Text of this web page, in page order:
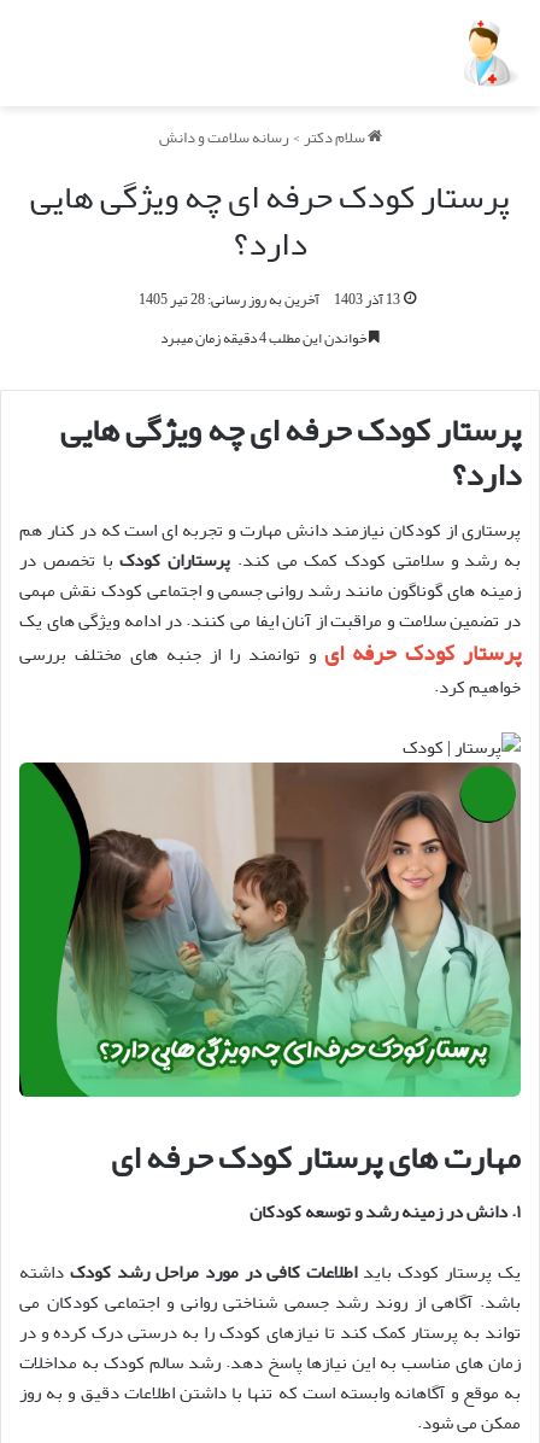
سلام دکتر> رسانه سلامت و دانش
پرستار کودک حرفه ای چه ویژگی هایی
دارد؟
13 آذر 1403
آخرین به روز رسانی: 28 تیر 1405
خواندن این مطلب 4 دقیقه زمان میبرد
پرستار کودک حرفه ای چه ویژگی هایی
دارد؟
پرستاری از کودکان نیازمند دانش مهارت و تجربه ای است که در کنار هم
به رشد و سلامتی کودک کمک می کند. پرستاران کودکبا تخصص در
زمینه های گوناگون مانند رشد روانی جسمی و اجتماعی کودک نقش مهمی
در تضمین سلامت و مراقبت از آنان ایفا می کنند. در ادامه ویژگی های یک
پرستار کودک حرفه ای و توانمند را از جنبه های مختلف بررسی
خواهیم کرد.
مهارت های پرستار کودک حرفه ای
۱.دانش در زمینه رشد و توسعه کودکان
یک پرستار کودک بایداطلاعات کافی در مورد مراحل رشد کودکداشته
باشد. آگاهی از روند رشد جسمی شناختی روانی و اجتماعی کودکان می
تواند به پرستار کمک کند تا نیازهای کودک را به درستی درک کرده و در
زمان های مناسب به این نیازها پاسخ دهد. رشد سالم کودک به مداخلات
به موقع و آگاهانه وابسته است که تنها با داشتن اطلاعات دقیق و به روز
ممکن می شود.